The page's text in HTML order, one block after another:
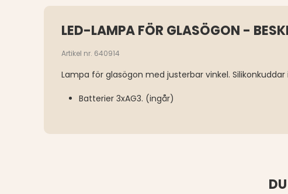
LED-LAMPA FÖR GLASÖGON -
Artikel nr. 640914
Lampa för glasögon med justerbar vinkel.
Batterier 3xAG3. (ingår)